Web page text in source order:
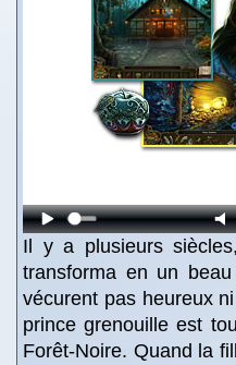
Il y a plusieurs
transforma en un
vécurent pas heureux
prince grenouille est
Forêt-Noire. Quand la